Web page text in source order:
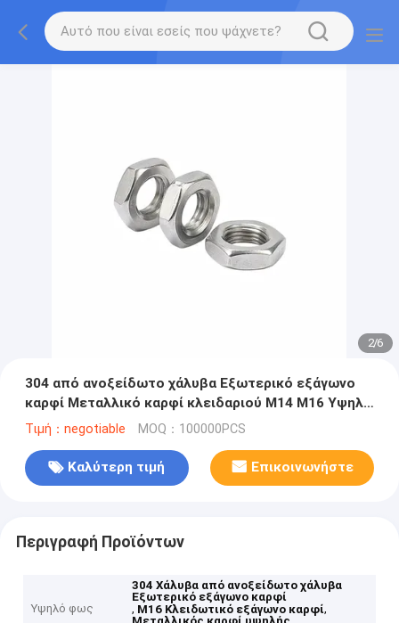
2/6
304 από ανοξείδωτο χάλυβα Εξωτερικό εξάγωνο
καρφί Μεταλλικό καρφί κλειδαριού M14 M16 Υψηλή
σκληρότητα
Τιμή：negotiable MOQ：100000PCS
Καλύτερη τιμή Επικοινωνήστε
Περιγραφή Προϊόντων
Υψηλό φως
304 Χάλυβα από ανοξείδωτο χάλυβα
Εξωτερικό εξάγωνο καρφί
, M16 Κλειδωτικό εξάγωνο καρφί,